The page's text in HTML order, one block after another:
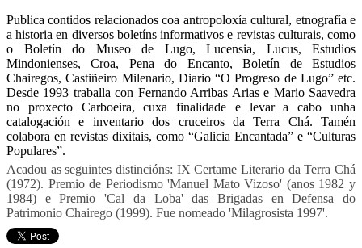
Publica contidos relacionados coa antropoloxía cultural, etnografía e
a historia en diversos boletíns informativos e revistas culturais, como
o Boletín do Museo de Lugo, Lucensia, Lucus, Estudios
Mindonienses, Croa, Pena do Encanto, Boletín de Estudios
Chairegos, Castiñeiro Milenario, Diario “O Progreso de Lugo” etc.
Desde 1993 traballa con Fernando Arribas Arias e Mario Saavedra
no proxecto Carboeira, cuxa finalidade e levar a cabo unha
catalogación e inventario dos cruceiros da Terra Chá. Tamén
colabora en revistas dixitais, como “Galicia Encantada” e “Culturas
Populares”.
Acadou as seguintes distincións: IX Certame Literario da Terra Chá
(1972). Premio de Periodismo 'Manuel Mato Vizoso' (anos 1982 y
1984) e Premio 'Cal da Loba' das Brigadas en Defensa do
Patrimonio Chairego (1999). Fue nomeado 'Milagrosista 1997'.